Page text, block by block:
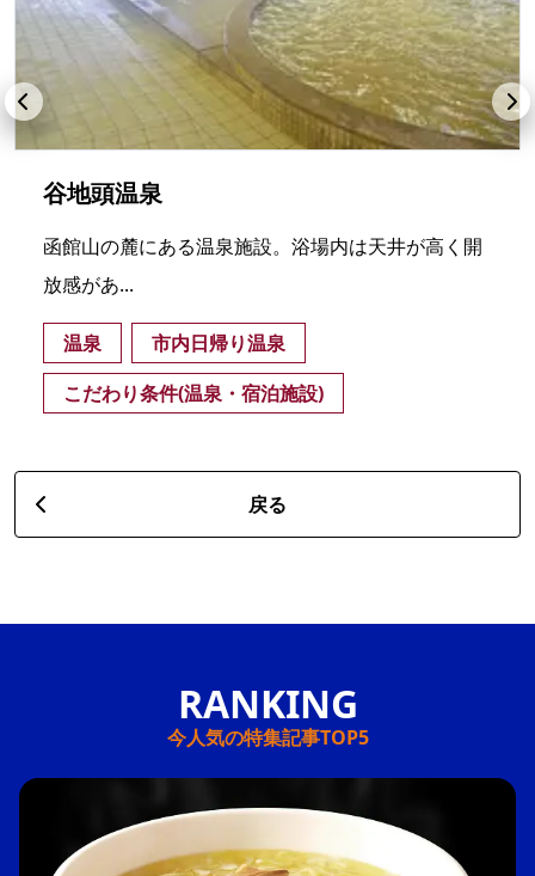
谷地頭温泉
函館山の麓にある温泉施設。浴場内は天井が高く開
放感があ...
温泉
市内日帰り温泉
こだわり条件(温泉・宿泊施設)
戻る
今人気の特集記事TOP5